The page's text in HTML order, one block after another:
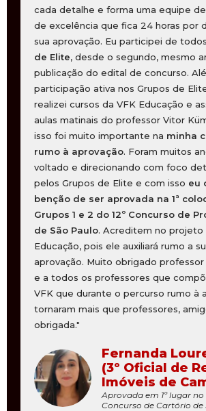
cada detalhe e forma uma equipe
de excelência que fica 24 horas por
sua aprovação. Eu participei de
de Elite, desde o segundo, mesmo
publicação do edital de concurso.
participação ativa nos Grupos de
realizei cursos da VFK Educação e
aulas matinais do professor Vitor
isso foi muito importante na minha
rumo à aprovação. Foram muitos
voltado e direcionando com foco
pelos Grupos de Elite e com isso eu
benção de ser aprovada na 1ª
Grupos 1 e 2 do 12º Concurso de
de São Paulo. Acreditem no projeto
Educação, pois ele auxiliará rumo a
aprovação. Muito obrigado
e a todos os professores que
VFK que durante o percurso rumo à
tornaram mais que professores,
obrigada."
Fernanda
(3º Oficial de
Imóveis de
Aprovada em 1º lugar no
Concurso de Cartório de